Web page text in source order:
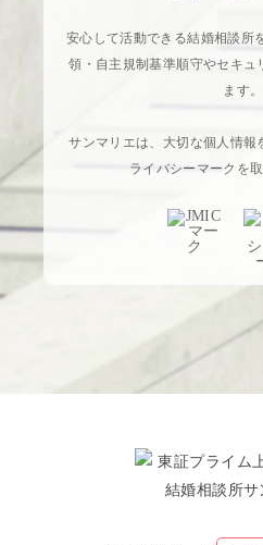
安心して活動できる結婚相談所
領・自主規制基準順守やセキュ
ます。
サンマリエは、大切な個人情報
ライバシーマークを